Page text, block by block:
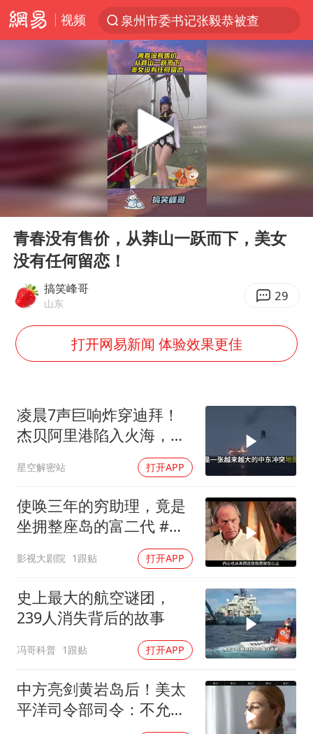
视频
泉州市委书记张毅恭被查
“电影+”如何激发千亿级消费新活力？
沙特土耳其巴基斯坦签署共同防务协议
四川宜宾市高县4.9级地震致1人死亡
中巨芯：上半年归母净利润1405.77万元
胜宏科技：股票交易异常波动
胡彦斌获《歌手2026》歌王
秋天的第一杯奶茶到底有多火
我国外贸延续良好增长态势
东航：国内客票提前14天免费退改
夯实基础开新局
Play
青春没有售价，从莽山一跃而下，美女
没有任何留恋！
搞笑峰哥
山东 29
打开网易新闻 体验效果更佳
凌晨7声巨响炸穿迪拜！
杰贝阿里港陷入火海，美
军弹药库告急让中东盟友
彻底心寒
星空解密站 打开APP
使唤三年的穷助理，竟是
坐拥整座岛的富二代 #电
影视大剧院 1跟贴 打开APP
史上最大的航空谜团，
239人消失背后的故事
冯哥科普 1跟贴 打开APP
中方亮剑黄岩岛后！美太
平洋司令部司令：不允许